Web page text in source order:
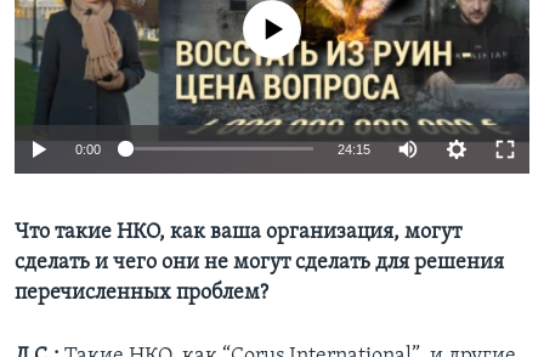
No media source currently available
0:00 24:15
Что такие НКО, как ваша организация, могут
сделать и чего они не могут сделать для решения
перечисленных проблем?